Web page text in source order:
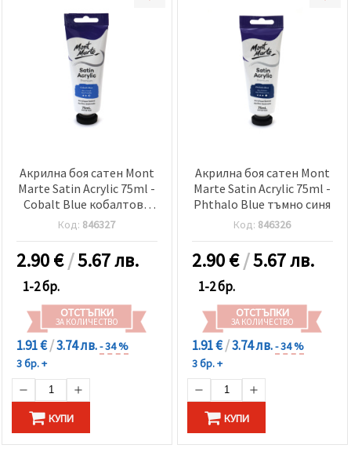
Акрилна боя сатен Mont
Marte Satin Acrylic 75ml -
Cobalt Blue кобалтово
синя
Код: 846327
2.90€/5.67 лв.
1-2 бр.
ОТСТЪПКИ
ЗА КОЛИЧЕСТВО
1.91 €/3.74 лв.- 34 %
3 бр. +
КУПИ
Акрилна боя сатен Mont
Marte Satin Acrylic 75ml -
Phthalo Blue тъмно синя
Код: 846326
2.90€/5.67 лв.
1-2 бр.
ОТСТЪПКИ
ЗА КОЛИЧЕСТВО
1.91 €/3.74 лв.- 34 %
3 бр. +
КУПИ